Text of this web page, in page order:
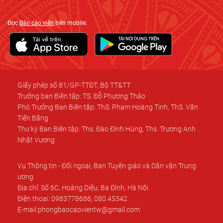
Đọc Báo cáo viêntrên mobile:
Giấy phép số 81/GP-TTĐT, Bộ TT&TT
Trưởng ban Biên tập: TS. Đỗ Phương Thảo
Phó Trưởng Ban Biên tập: ThS. Phạm Hoàng Tinh, ThS. Văn
Tiến Bằng
Thư ký Ban Biên tập: Ths. Đào Đình Hùng, Ths. Trương Anh
Nhật Vương
Vụ Thông tin - Đối ngoại, Ban Tuyên giáo và Dân vận Trung
ương
Địa chỉ: Số 6C, Hoàng Diệu, Ba Đình, Hà Nội.
Điện thoại: 0983778686; 080.45342
E-mail:phongbaocaovientw@gmail.com